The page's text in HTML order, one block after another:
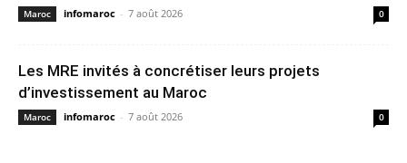
Maroc infomaroc - 7 août 2026 0
Les MRE invités à concrétiser leurs projets
d’investissement au Maroc
Maroc infomaroc - 7 août 2026 0